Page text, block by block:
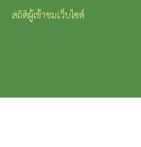
สถิติผู้เข้าชมเว็บไซต์